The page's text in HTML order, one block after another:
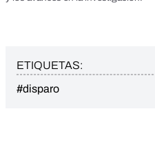
ETIQUETAS:
#disparo